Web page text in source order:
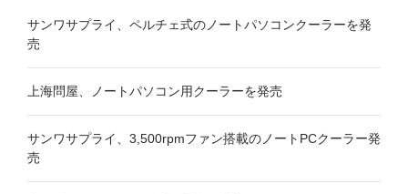
サンワサプライ、ペルチェ式のノートパソコンクーラーを発
売
上海問屋、ノートパソコン用クーラーを発売
サンワサプライ、3,500rpmファン搭載のノートPCクーラー発
売